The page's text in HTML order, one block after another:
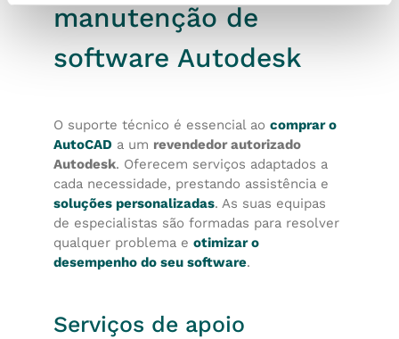
manutenção de
software Autodesk
O suporte técnico é essencial ao comprar o
AutoCAD a um revendedor autorizado
Autodesk. Oferecem serviços adaptados a
cada necessidade, prestando assistência e
soluções personalizadas. As suas equipas
de especialistas são formadas para resolver
qualquer problema e otimizar o
desempenho do seu software.
Serviços de apoio